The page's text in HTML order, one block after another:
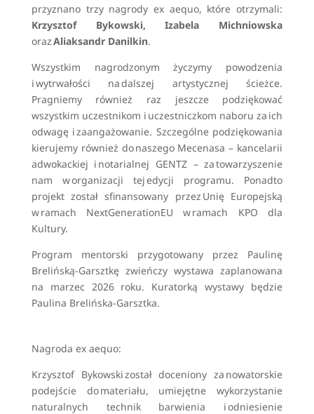
przyznano trzy nagrody ex aequo, które otrzymali:
Krzysztof Bykowski, Izabela Michniowska
orazAliaksandr Danilkin.
Wszystkim nagrodzonym życzymy powodzenia
i wytrwałości na dalszej artystycznej ścieżce.
Pragniemy również raz jeszcze podziękować
wszystkim uczestnikom i uczestniczkom naboru za ich
odwagę i zaangażowanie. Szczególne podziękowania
kierujemy również do naszego Mecenasa – kancelarii
adwokackiej i notarialnej GENTZ – za towarzyszenie
nam w organizacji tej edycji programu. Ponadto
projekt został sfinansowany przez Unię Europejską
w ramach NextGenerationEU w ramach KPO dla
Kultury.
Program mentorski przygotowany przez Paulinę
Brelińską-Garsztkę zwieńczy wystawa zaplanowana
na marzec 2026 roku. Kuratorką wystawy będzie
Paulina Brelińska-Garsztka.
Nagroda ex aequo:
Krzysztof Bykowski został doceniony za nowatorskie
podejście do materiału, umiejętne wykorzystanie
naturalnych technik barwienia i odniesienie